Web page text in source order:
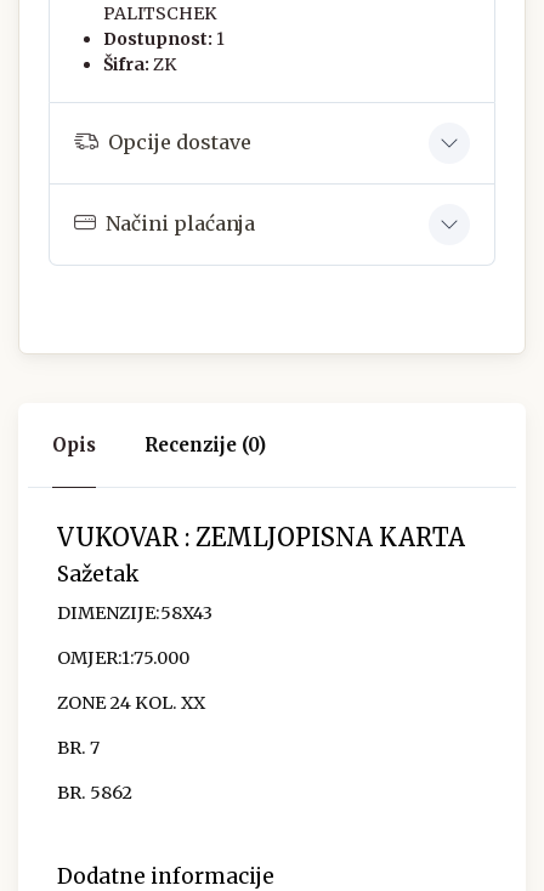
PALITSCHEK
Dostupnost: 1
Šifra: ZK
Opcije dostave
Načini plaćanja
Opis Recenzije (0)
VUKOVAR : ZEMLJOPISNA KARTA
Sažetak
DIMENZIJE:58X43
OMJER:1:75.000
ZONE 24 KOL. XX
BR. 7
BR. 5862
Dodatne informacije